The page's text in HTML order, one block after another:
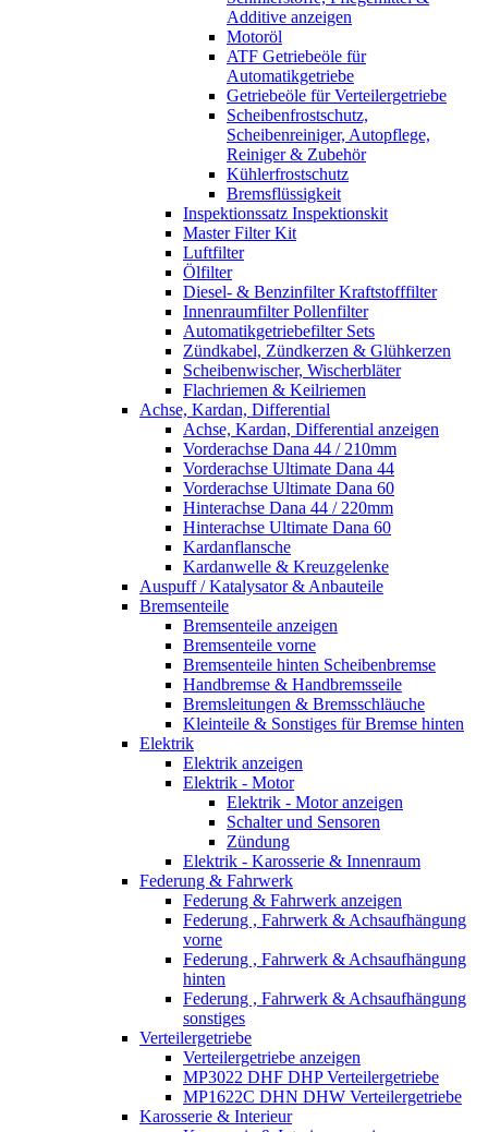
Additive anzeigen
Motoröl
ATF Getriebeöle für
Automatikgetriebe
Getriebeöle für Verteilergetriebe
Scheibenfrostschutz,
Scheibenreiniger, Autopflege,
Reiniger & Zubehör
Kühlerfrostschutz
Bremsflüssigkeit
Inspektionssatz Inspektionskit
Master Filter Kit
Luftfilter
Ölfilter
Diesel- & Benzinfilter Kraftstofffilter
Innenraumfilter Pollenfilter
Automatikgetriebefilter Sets
Zündkabel, Zündkerzen & Glühkerzen
Scheibenwischer, Wischerbläter
Flachriemen & Keilriemen
Achse, Kardan, Differential
Achse, Kardan, Differential anzeigen
Vorderachse Dana 44 / 210mm
Vorderachse Ultimate Dana 44
Vorderachse Ultimate Dana 60
Hinterachse Dana 44 / 220mm
Hinterachse Ultimate Dana 60
Kardanflansche
Kardanwelle & Kreuzgelenke
Auspuff / Katalysator & Anbauteile
Bremsenteile
Bremsenteile anzeigen
Bremsenteile vorne
Bremsenteile hinten Scheibenbremse
Handbremse & Handbremsseile
Bremsleitungen & Bremsschläuche
Kleinteile & Sonstiges für Bremse hinten
Elektrik
Elektrik anzeigen
Elektrik - Motor
Elektrik - Motor anzeigen
Schalter und Sensoren
Zündung
Elektrik - Karosserie & Innenraum
Federung & Fahrwerk
Federung & Fahrwerk anzeigen
Federung , Fahrwerk & Achsaufhängung
vorne
Federung , Fahrwerk & Achsaufhängung
hinten
Federung , Fahrwerk & Achsaufhängung
sonstiges
Verteilergetriebe
Verteilergetriebe anzeigen
MP3022 DHF DHP Verteilergetriebe
MP1622C DHN DHW Verteilergetriebe
Karosserie & Interieur